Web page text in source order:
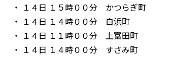
・ １４日 １５時００分 かつらぎ町
・ １４日 １４時００分 白浜町
・ １４日 １１時００分 上富田町
・ １４日 １４時００分 すさみ町